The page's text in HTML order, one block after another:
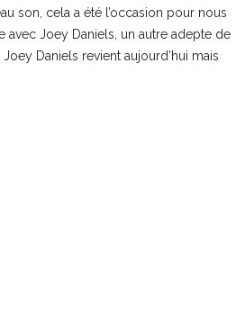
son, cela a été l’occasion pour nous
avec Joey Daniels, un autre adepte de
Joey Daniels revient aujourd’hui mais